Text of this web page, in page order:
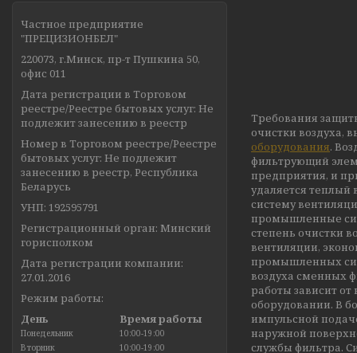
Требования
очистки воздуха,
оборудования.
фильтрующий
предприятия, и
удаляется теплый
систему
промышленные
степень очистки
вентиляции,
промышленных
воздуха сменных
работы зависит
оборудовании. В
импульсной
наружной
службы фильтра.
Частное предприятие
"ПРЕЦИЗИОНБЕЛ"
220073, г.Минск, пр-т Пушкина 50,
офис 011
Дата регистрации в Торговом
реестре/Реестре бытовых услуг: Не
подлежит занесению в реестр
Номер в Торговом реестре/Реестре
бытовых услуг: Не подлежит
занесению в реестр, Республика
Беларусь
УНП: 192595791
Регистрационный орган: Минский
горисполком
Дата регистрации компании:
27.01.2016
Режим работы:
День
Время работы
Понедельник
10:00-19:00
Вторник
10:00-19:00